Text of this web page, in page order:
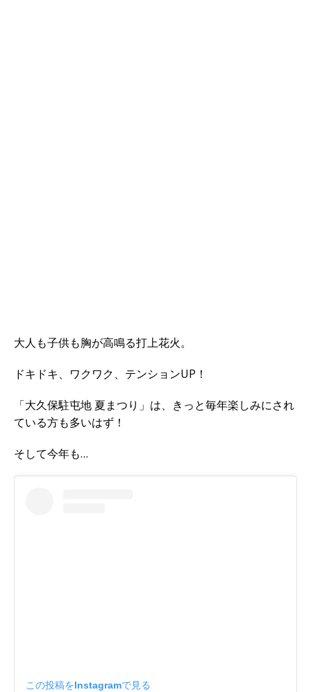
大人も子供も胸が高鳴る打上花火。
ドキドキ、ワクワク、テンションUP！
「大久保駐屯地 夏まつり」は、きっと毎年楽しみにされ
ている方も多いはず！
そして今年も…
この投稿をInstagramで見る